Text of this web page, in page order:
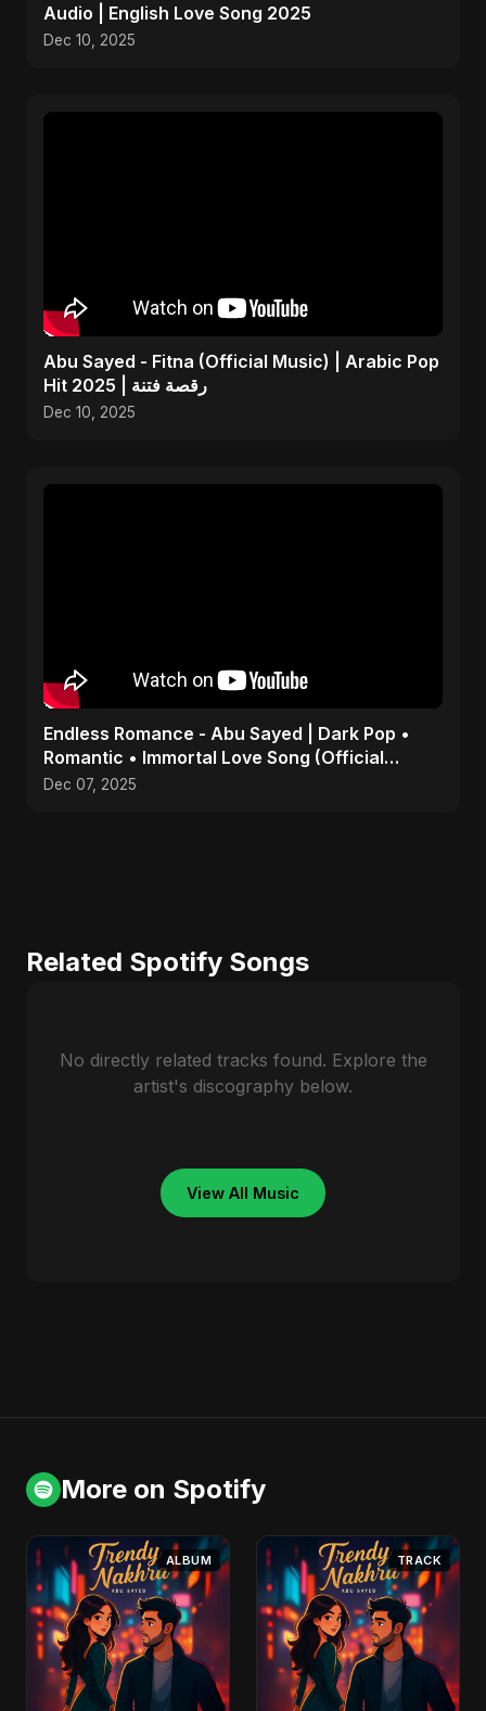
Audio | English Love Song 2025
Dec 10, 2025
Abu Sayed - Fitna (Official Music) | Arabic Pop
Hit 2025 | رقصة فتنة
Dec 10, 2025
Endless Romance - Abu Sayed | Dark Pop •
Romantic • Immortal Love Song (Official
Audio) 2025
Dec 07, 2025
Related Spotify Songs
No directly related tracks found. Explore the
artist's discography below.
View All Music
More on Spotify
ALBUM TRACK